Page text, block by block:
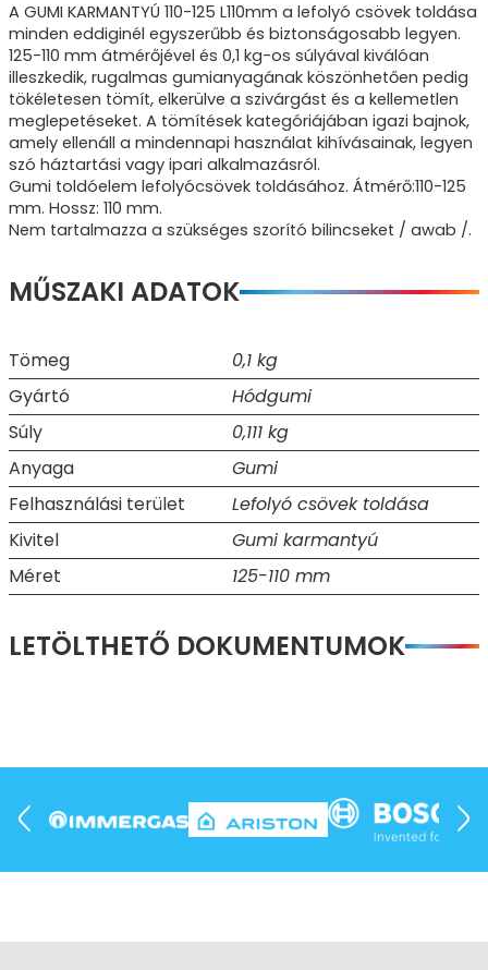
A GUMI KARMANTYÚ 110-125 L110mm a lefolyó csövek toldása
minden eddiginél egyszerűbb és biztonságosabb legyen.
125-110 mm átmérőjével és 0,1 kg-os súlyával kiválóan
illeszkedik, rugalmas gumianyagának köszönhetően pedig
tökéletesen tömít, elkerülve a szivárgást és a kellemetlen
meglepetéseket. A tömítések kategóriájában igazi bajnok,
amely ellenáll a mindennapi használat kihívásainak, legyen
szó háztartási vagy ipari alkalmazásról.
Gumi toldóelem lefolyócsövek toldásához. Átmérő:110-125
mm. Hossz: 110 mm.
Nem tartalmazza a szükséges szorító bilincseket / awab /.
MŰSZAKI ADATOK
Tömeg
0,1 kg
Gyártó
Hódgumi
Súly
0,111 kg
Anyaga
Gumi
Felhasználási terület
Lefolyó csövek toldása
Kivitel
Gumi karmantyú
Méret
125-110 mm
LETÖLTHETŐ DOKUMENTUMOK